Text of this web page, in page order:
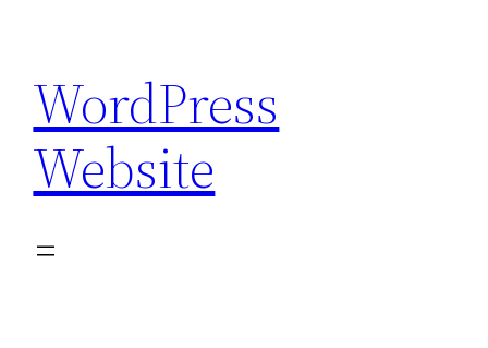
содержимому
WordPress
Website